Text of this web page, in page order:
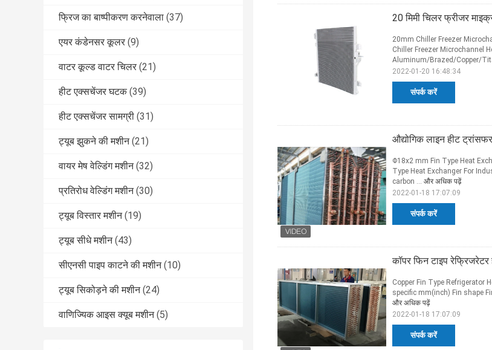
फ्रिज का बाष्पीकरण करनेवाला (37)
एयर कंडेनसर कूलर (9)
वाटर कूल्ड वाटर चिलर (21)
हीट एक्सचेंजर घटक (39)
हीट एक्सचेंजर सामग्री (31)
ट्यूब झुकने की मशीन (21)
वायर मेष वेल्डिंग मशीन (32)
प्रतिरोध वेल्डिंग मशीन (30)
ट्यूब विस्तार मशीन (19)
ट्यूब सीधे मशीन (43)
सीएनसी पाइप काटने की मशीन (10)
ट्यूब सिकोड़ने की मशीन (24)
वाणिज्यिक आइस क्यूब मशीन (5)
20 मिमी चिलर फ्रीजर
संपर्क करें
20mm Chiller Freezer
Chiller Freezer Microchannel
Aluminum/Brazed/Copper/
2022-01-20 16:48:34
औद्योगिक लाइन हीट
संपर्क करें
Φ18x2 mm Fin Type Heat
Type Heat Exchanger For
carbon ... और अधिक पढ़ें
2022-01-18 17:07:09
कॉपर फिन टाइप
संपर्क करें
Copper Fin Type Refrigerator
specific mm(inch) Fin shape
और अधिक पढ़ें
2022-01-18 17:07:09